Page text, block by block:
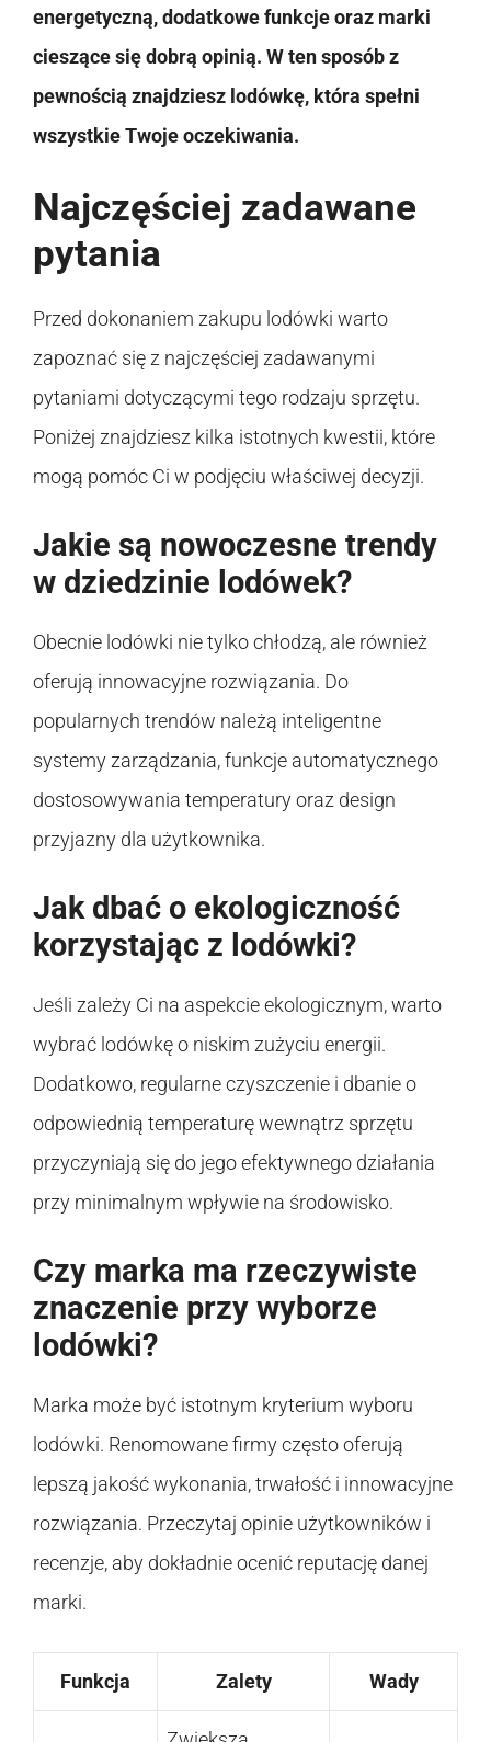
energetyczną, dodatkowe funkcje oraz marki
cieszące się dobrą opinią. W ten sposób z
pewnością znajdziesz lodówkę, która spełni
wszystkie Twoje oczekiwania.
Najczęściej zadawane
pytania
Przed dokonaniem zakupu lodówki warto
zapoznać się z najczęściej zadawanymi
pytaniami dotyczącymi tego rodzaju sprzętu.
Poniżej znajdziesz kilka istotnych kwestii, które
mogą pomóc Ci w podjęciu właściwej decyzji.
Jakie są nowoczesne trendy
w dziedzinie lodówek?
Obecnie lodówki nie tylko chłodzą, ale również
oferują innowacyjne rozwiązania. Do
popularnych trendów należą inteligentne
systemy zarządzania, funkcje automatycznego
dostosowywania temperatury oraz design
przyjazny dla użytkownika.
Jak dbać o ekologiczność
korzystając z lodówki?
Jeśli zależy Ci na aspekcie ekologicznym, warto
wybrać lodówkę o niskim zużyciu energii.
Dodatkowo, regularne czyszczenie i dbanie o
odpowiednią temperaturę wewnątrz sprzętu
przyczyniają się do jego efektywnego działania
przy minimalnym wpływie na środowisko.
Czy marka ma rzeczywiste
znaczenie przy wyborze
lodówki?
Marka może być istotnym kryterium wyboru
lodówki. Renomowane firmy często oferują
lepszą jakość wykonania, trwałość i innowacyjne
rozwiązania. Przeczytaj opinie użytkowników i
recenzje, aby dokładnie ocenić reputację danej
marki.
Funkcja Zalety Wady